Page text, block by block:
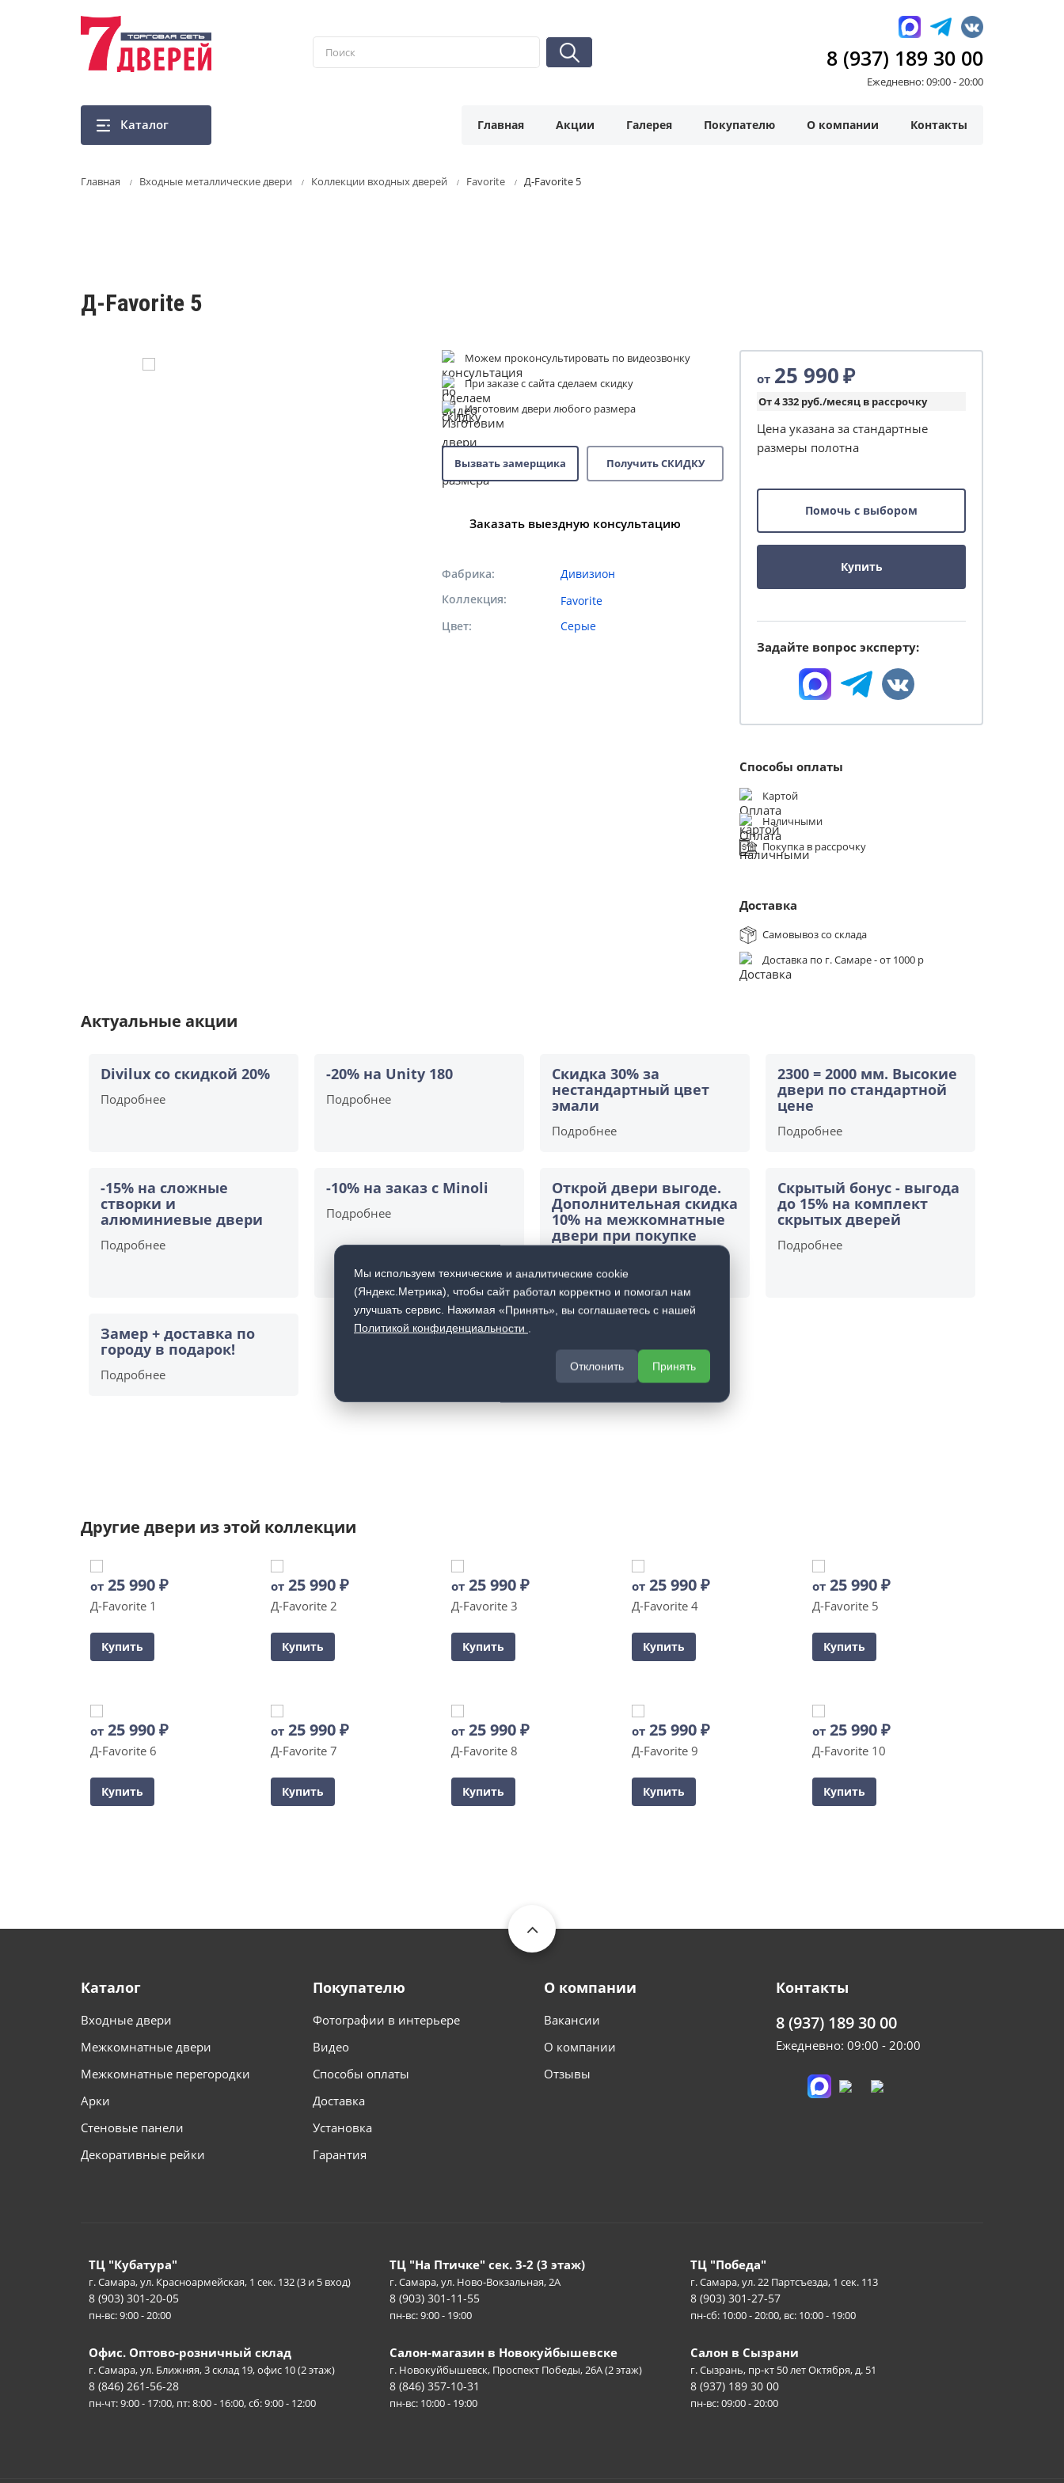
8 (937) 189 30 00
Ежедневно: 09:00 - 20:00
Каталог Главная Акции Галерея Покупателю О компании Контакты
Главная Входные металлические двери Коллекции входных дверей Favorite Д-Favorite 5
Д-Favorite 5
Можем проконсультировать по видеозвонку
При заказе с сайта сделаем скидку
Изготовим двери любого размера
Вызвать замерщика Получить СКИДКУ
Заказать выездную консультацию
Фабрика
Дивизион
Коллекция
Favorite
Цвет
Серые
от 25 990₽
От 4 332 руб./месяц в рассрочку
Цена указана за стандартные
размеры полотна
Помочь с выбором
Купить
Задайте вопрос эксперту:
Способы оплаты
Картой
Наличными
Покупка в рассрочку
Доставка
Самовывоз со склада
Доставка по г. Самаре - от 1000 р
Актуальные акции
Divilux со скидкой 20%
Подробнее
-20% на Unity 180
Подробнее
Скидка 30% за
нестандартный цвет
эмали
Подробнее
2300 = 2000 мм. Высокие
двери по стандартной
цене
Подробнее
-15% на сложные
створки и
алюминиевые двери
Подробнее
-10% на заказ с Minoli
Подробнее
Открой двери выгоде.
Дополнительная скидка
10% на межкомнатные
двери при покупке
входной двери
Подробнее
Скрытый бонус - выгода
до 15% на комплект
скрытых дверей
Подробнее
Замер + доставка по
городу в подарок!
Подробнее
Другие двери из этой коллекции
от 25 990₽
Д-Favorite 1
Купить
от 25 990₽
Д-Favorite 2
Купить
от 25 990₽
Д-Favorite 3
Купить
от 25 990₽
Д-Favorite 4
Купить
от 25 990₽
Д-Favorite 5
Купить
от 25 990₽
Д-Favorite 6
Купить
от 25 990₽
Д-Favorite 7
Купить
от 25 990₽
Д-Favorite 8
Купить
от 25 990₽
Д-Favorite 9
Купить
от 25 990₽
Д-Favorite 10
Купить
Каталог
Входные двери
Межкомнатные двери
Межкомнатные перегородки
Арки
Стеновые панели
Декоративные рейки
Покупателю
Фотографии в интерьере
Видео
Способы оплаты
Доставка
Установка
Гарантия
О компании
Вакансии
О компании
Отзывы
Контакты
8 (937) 189 30 00
Ежедневно: 09:00 - 20:00
ТЦ "Кубатура"
г. Самара, ул. Красноармейская, 1 сек. 132 (3 и 5 вход)
8 (903) 301-20-05
пн-вс: 9:00 - 20:00
ТЦ "На Птичке" сек. 3-2 (3 этаж)
г. Самара, ул. Ново-Вокзальная, 2А
8 (903) 301-11-55
пн-вс: 9:00 - 19:00
ТЦ "Победа"
г. Самара, ул. 22 Партсъезда, 1 сек. 113
8 (903) 301-27-57
пн-сб: 10:00 - 20:00, вс: 10:00 - 19:00
Офис. Оптово-розничный склад
г. Самара, ул. Ближняя, 3 склад 19, офис 10 (2 этаж)
8 (846) 261-56-28
пн-чт: 9:00 - 17:00, пт: 8:00 - 16:00, сб: 9:00 - 12:00
Салон-магазин в Новокуйбышевске
г. Новокуйбышевск, Проспект Победы, 26А (2 этаж)
8 (846) 357-10-31
пн-вс: 10:00 - 19:00
Салон в Сызрани
г. Сызрань, пр-кт 50 лет Октября, д. 51
8 (937) 189 30 00
пн-вс: 09:00 - 20:00
Мы используем технические и аналитические cookie
(Яндекс.Метрика), чтобы сайт работал корректно и помогал нам
улучшать сервис. Нажимая «Принять», вы соглашаетесь с нашей
Политикой конфиденциальности .
Отклонить Принять